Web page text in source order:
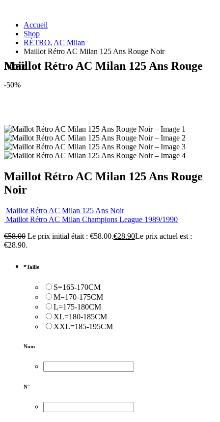
Accueil
Shop
RÉTRO, AC Milan
Maillot Rétro AC Milan 125 Ans Rouge Noir
Maillot Rétro AC Milan 125 Ans Rouge Noir
-50%
Maillot Rétro AC Milan 125 Ans Rouge
Noir
Maillot Rétro AC Milan 125 Ans Noir
Maillot Rétro AC Milan Champions League 1989/1990
€58.00 Le prix initial était : €58.00.€28.90Le prix actuel est :
€28.90.
*Taille
S=165-170CM
M=170-175CM
L=175-180CM
XL=180-185CM
XXL=185-195CM
Nom
N°